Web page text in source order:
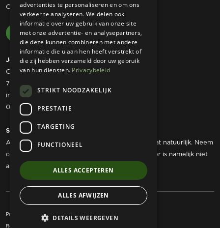
Contact
Josta Tuinmachines
Ommerweg 49
7797 RC Rheezerveen
info@jostatuinmachines.nl
06 - 50 60 46 07
Showroom
Als u werktuigen wilt komen bekijken dan kan dat natuurlijk. Neem
contact met ons op om een afspraak te maken, er is namelijk niet
altijd iemand aanwezig.
Privacy Statement
Realisatie:
advertenties te personaliseren en om ons
verkeer te analyseren. We delen ook
informatie over uw gebruik van onze site
met onze advertentie- en analysepartners,
die deze kunnen combineren met andere
informatie die u aan hen heeft verstrekt of
die zij hebben verzameld door uw gebruik
van hun diensten. Privacybeleid
STRIKT NOODZAKELIJK
PRESTATIE
TARGETING
FUNCTIONEEL
ALLES ACCEPTEREN
ALLES AFWIJZEN
DETAILS WEERGEVEN